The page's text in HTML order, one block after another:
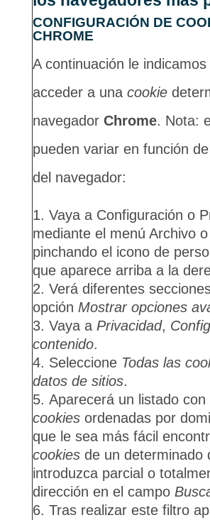
CONFIGURACIÓN DE
CHROME
A continuación le
acceder a una cookie
navegador Chrome. Nota:
pueden variar en función
del navegador:
Vaya a Configuración o
mediante el menú Archivo
pinchando el icono de
que aparece arriba a la
Verá diferentes
opción Mostrar opciones
Vaya a Privacidad,
contenido.
Seleccione Todas las
datos de sitios.
Aparecerá un listado con
cookiesordenadas por
que le sea más fácil
cookiesde un determinado
introduzca parcial o
dirección en el campo
Tras realizar este filtro